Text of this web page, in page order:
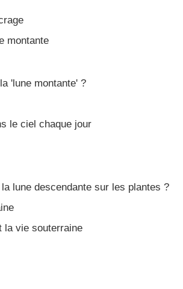
montante
'lune montante' ?
le ciel chaque jour
lune descendante sur les plantes ?
la vie souterraine